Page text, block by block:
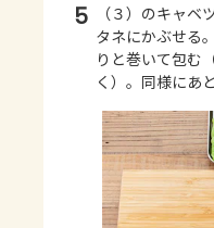
5
（３）のキャ
タネにかぶせる
りと巻いて包む
く）。同様にあ